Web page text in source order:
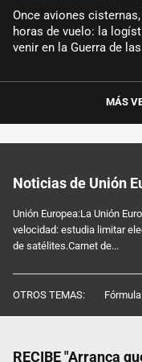
Once aviones
horas de vuelo: la
venir en la Guerra de
MÁS
Noticias de Unión
Unión Europea:La Unión
velocidad: estudia limitar
de satélites.Carnet de...
OTROS TEMAS:
RECIBE "Arranca